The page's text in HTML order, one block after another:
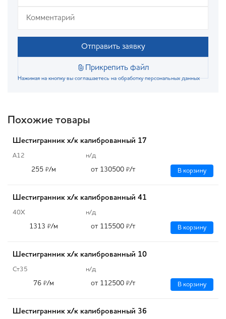
Отправить заявку
Прикрепить файл
Нажимая на кнопку вы соглашаетесь на обработку персональных данных
Похожие товары
Шестигранник х/к калиброванный 17
А12 н/д
255 ₽/м от 130500 ₽/т В корзину
Шестигранник х/к калиброванный 41
40Х н/д
1313 ₽/м от 115500 ₽/т В корзину
Шестигранник х/к калиброванный 10
Ст35 н/д
76 ₽/м от 112500 ₽/т В корзину
Шестигранник х/к калиброванный 36